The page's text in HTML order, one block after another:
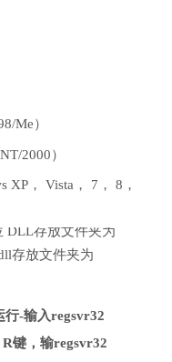
Me）
2000）
XP， Vista， 7， 8，
DLL存放文件夹为
存放文件夹为
行-输入regsvr32
键，输regsvr32